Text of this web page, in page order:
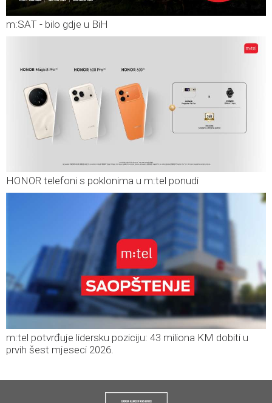
m:SAT - bilo gdje u BiH
HONOR telefoni s poklonima u m:tel ponudi
m:tel potvrđuje lidersku poziciju: 43 miliona KM dobiti u
prvih šest mjeseci 2026.